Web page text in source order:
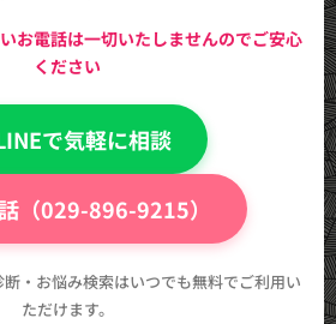
お電話は一切いたしませんのでご安心
ください
で気軽に相談
（029-896-9215）
・お悩み検索はいつでも無料でご利用い
ただけます。